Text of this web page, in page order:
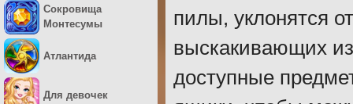
пилы, уклонятся
выскакивающих
доступные
Сокровища
Монтесумы
Атлантида
Для девочек